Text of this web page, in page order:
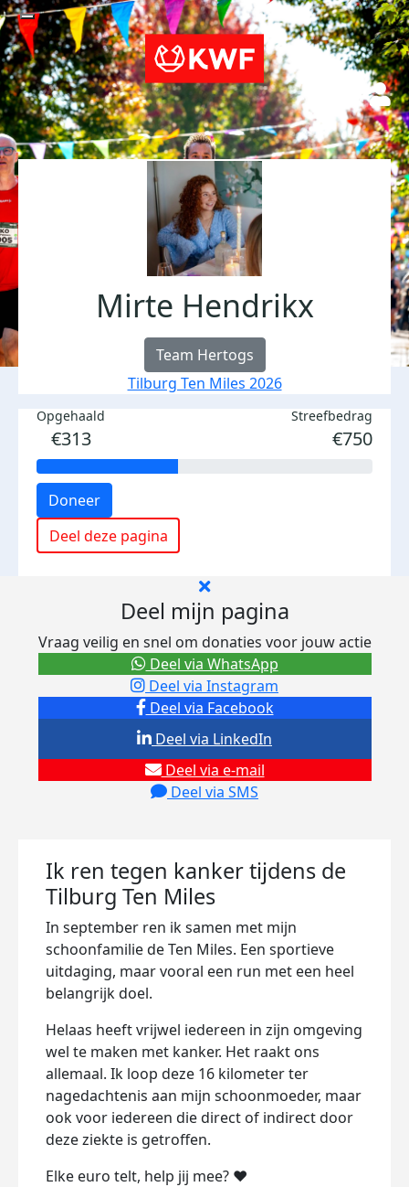
Mirte Hendrikx
Team Hertogs
Tilburg Ten Miles 2026
Opgehaald
€313
Streefbedrag
€750
Doneer
Deel deze pagina
Deel mijn pagina
Vraag veilig en snel om donaties voor jouw actie
Deel via Facebook
Deel via Instagram
Deel via e-mail
Deel via SMS
Deel via LinkedIn
Deel via WhatsApp
Ik ren tegen kanker tijdens de
Tilburg Ten Miles ️
In september ren ik samen met mijn
schoonfamilie de Ten Miles. Een sportieve
uitdaging, maar vooral een run met een heel
belangrijk doel.
Helaas heeft vrijwel iedereen in zijn omgeving
wel te maken met kanker. Het raakt ons
allemaal. Ik loop deze 16 kilometer ter
nagedachtenis aan mijn schoonmoeder, maar
ook voor iedereen die direct of indirect door
deze ziekte is getroffen.
Elke euro telt, help jij mee? ❤️